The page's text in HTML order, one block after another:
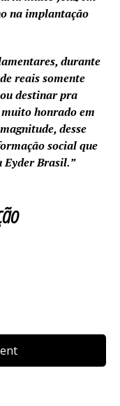
na implantação
durante
reais somente
destinar pra
honrado em
desse
social que
Eyder Brasil.”